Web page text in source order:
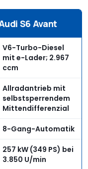
S6 Avant
V6-Turbo-Diesel
mit e-Lader; 2.967
ccm
Allradantrieb mit
selbstsperrendem
Mittendifferenzial
8-Gang-Automatik
257 kW (349 PS) bei
3.850 U/min